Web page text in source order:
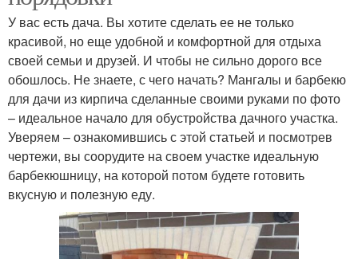
У вас есть дача. Вы хотите сделать ее не только
красивой, но еще удобной и комфортной для отдыха
своей семьи и друзей. И чтобы не сильно дорого все
обошлось. Не знаете, с чего начать? Мангалы и барбекю
для дачи из кирпича сделанные своими руками по фото
– идеальное начало для обустройства дачного участка.
Уверяем – ознакомившись с этой статьей и посмотрев
чертежи, вы соорудите на своем участке идеальную
барбекюшницу, на которой потом будете готовить
вкусную и полезную еду.